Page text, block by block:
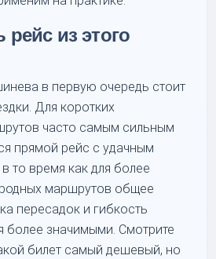
из этого
в первую очередь стоит
Для коротких
часто самым сильным
прямой рейс с удачным
то время как для более
маршрутов общее
пересадок и гибкость
более значимыми. Смотрите
билет самый дешевый, но